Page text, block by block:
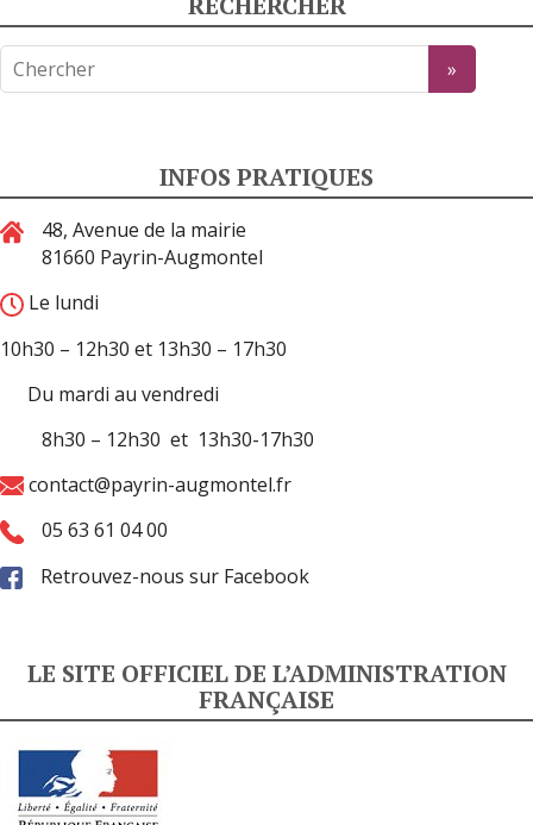
INFOS PRATIQUES
48, Avenue de la mairie
81660 Payrin-Augmontel
Le lundi
10h30 – 12h30 et 13h30 – 17h30
Du mardi au vendredi
8h30 – 12h30 et 13h30-17h30
contact@payrin-augmontel.fr
05 63 61 04 00
Retrouvez-nous sur Facebook
LE SITE OFFICIEL DE L’ADMINISTRATION
FRANÇAISE